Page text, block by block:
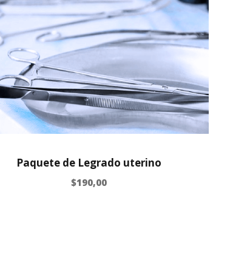
Paquete de Legrado uterino
$190,00